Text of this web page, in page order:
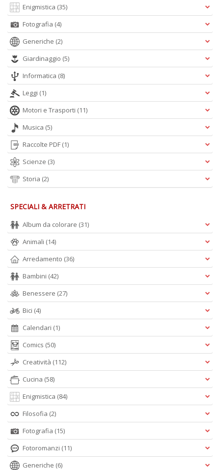
Enigmistica (35)
Fotografia (4)
Generiche (2)
Giardinaggio (5)
Informatica (8)
Leggi (1)
Motori e Trasporti (11)
Musica (5)
Raccolte PDF (1)
Scienze (3)
Storia (2)
SPECIALI & ARRETRATI
Album da colorare (31)
Animali (14)
Arredamento (36)
Bambini (42)
Benessere (27)
Bici (4)
Calendari (1)
Comics (50)
Creatività (112)
Cucina (58)
Enigmistica (84)
Filosofia (2)
Fotografia (15)
Fotoromanzi (11)
Generiche (6)